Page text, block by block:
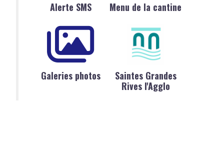
Alerte SMS Menu de la cantine
Galeries photos
Saintes Grandes
Rives l'Agglo